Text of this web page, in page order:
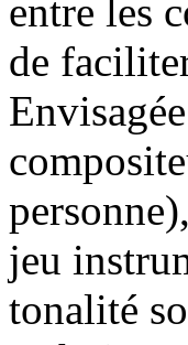
entre les
de
jeu
tonalité